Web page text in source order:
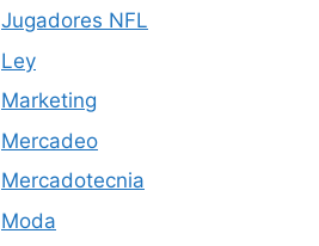
Jugadores NFL
Ley
Marketing
Mercadeo
Mercadotecnia
Moda